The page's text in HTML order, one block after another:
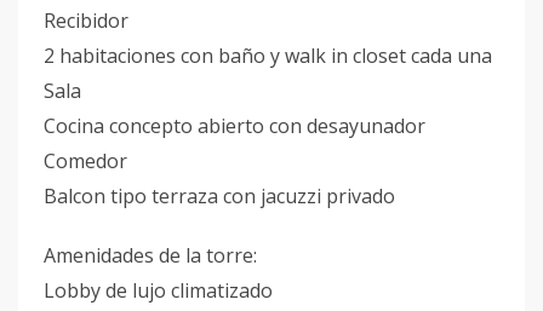
Recibidor
2 habitaciones con baño y walk in closet cada una
Sala
Cocina concepto abierto con desayunador
Comedor
Balcon tipo terraza con jacuzzi privado
Amenidades de la torre:
Lobby de lujo climatizado